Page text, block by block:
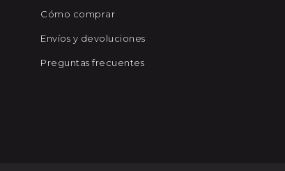
Cómo comprar
Envíos y devoluciones
Preguntas frecuentes